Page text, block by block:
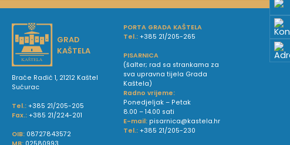
GRAD
KAŠTELA
Braće Radić 1, 21212 Kaštel
Sućurac
Tel.: +385 21/205-205
Fax.: +385 21/224-201
OIB: 08727843572
PORTA GRADA KAŠTELA
Tel.: +385 21/205-265
PISARNICA
(šalter; rad sa strankama za
sva upravna tijela Grada
Kaštela)
Radno vrijeme:
Ponedjeljak – Petak
8.00 – 14.00 sati
E-mail: pisarnica@kastela.hr
Tel.: +385 21/205-230